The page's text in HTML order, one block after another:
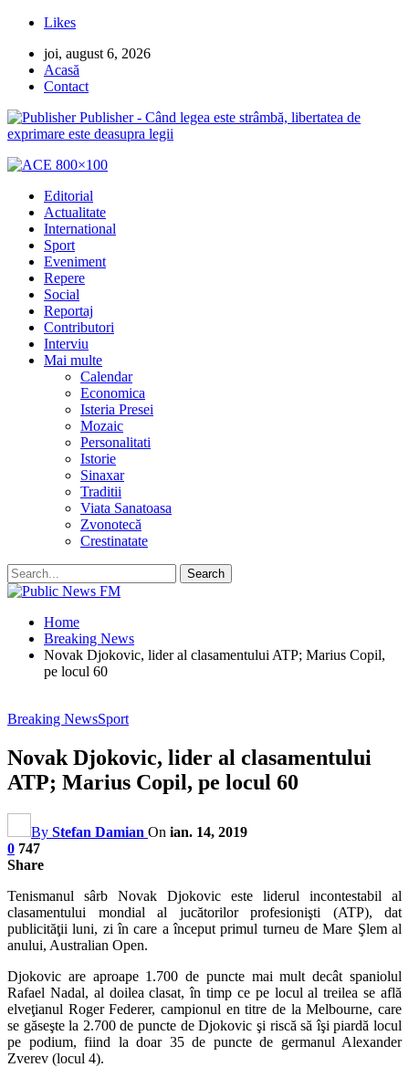
Likes
joi, august 6, 2026
Acasă
Contact
Publisher - Când legea este strâmbă, libertatea de
exprimare este deasupra legii
Editorial
Actualitate
International
Sport
Eveniment
Repere
Social
Reportaj
Contributori
Interviu
Mai multe
Calendar
Economica
Isteria Presei
Mozaic
Personalitati
Istorie
Sinaxar
Traditii
Viata Sanatoasa
Zvonotecă
Crestinatate
Home
Breaking News
Novak Djokovic, lider al clasamentului ATP; Marius Copil,
pe locul 60
Breaking NewsSport
Novak Djokovic, lider al clasamentului
ATP; Marius Copil, pe locul 60
By Stefan Damian On ian. 14, 2019
0 747
Share
Tenismanul sârb Novak Djokovic este liderul incontestabil al
clasamentului mondial al jucătorilor profesionişti (ATP), dat
publicităţii luni, zi în care a început primul turneu de Mare Şlem al
anului, Australian Open.
Djokovic are aproape 1.700 de puncte mai mult decât spaniolul
Rafael Nadal, al doilea clasat, în timp ce pe locul al treilea se află
elveţianul Roger Federer, campionul en titre de la Melbourne, care
se găseşte la 2.700 de puncte de Djokovic şi riscă să îşi piardă locul
pe podium, fiind la doar 35 de puncte de germanul Alexander
Zverev (locul 4).